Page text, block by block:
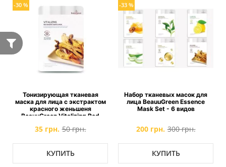
-30 %
Тонизирующая тканевая
маска для лица с экстрактом
красного женьшеня
BeauuGreen Vitalizing Red
35 грн. 50 грн.
КУПИТЬ
-33 %
Набор тканевых масок для
лица BeauuGreen Essence
Mask Set - 6 видов
200 грн. 300 грн.
КУПИТЬ